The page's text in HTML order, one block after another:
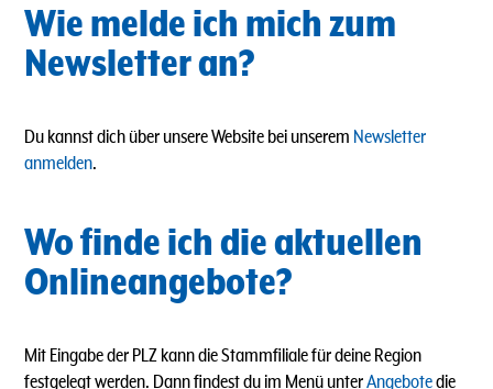
Wie melde ich mich zum
Newsletter an?
Du kannst dich über unsere Website bei unserem Newsletter
anmelden.
Wo finde ich die aktuellen
Onlineangebote?
Mit Eingabe der PLZ kann die Stammfiliale für deine Region
festgelegt werden. Dann findest du im Menü unterAngebotedie